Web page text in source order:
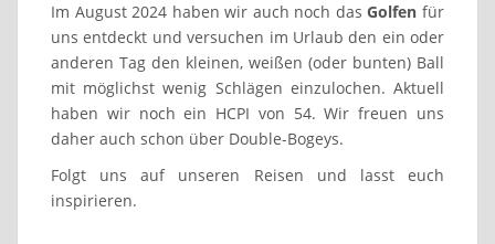
Im August 2024 haben wir auch noch dasGolfen für
uns entdeckt und versuchen im Urlaub den ein oder
anderen Tag den kleinen, weißen (oder bunten) Ball
mit möglichst wenig Schlägen einzulochen. Aktuell
haben wir noch ein HCPI von 54. Wir freuen uns
daher auch schon über Double-Bogeys.
Folgt uns auf unseren Reisen und lasst euch
inspirieren.